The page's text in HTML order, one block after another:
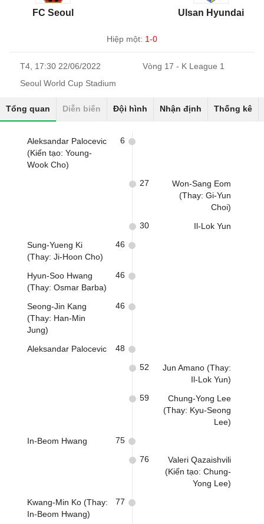
FC Seoul Ulsan Hyundai
Hiệp một: 1-0
T4, 17:30 22/06/2022
Vòng 17 - K League 1
Seoul World Cup Stadium
Tổng quan Diễn biến Đội hình Nhận định Thống kê
Aleksandar Palocevic
(Kiến tạo: Young-
Wook Cho)
6
Won-Sang Eom
(Thay: Gi-Yun
Choi)
27
Il-Lok Yun
30
Sung-Yueng Ki
(Thay: Ji-Hoon Cho)
46
Hyun-Soo Hwang
(Thay: Osmar Barba)
46
Seong-Jin Kang
(Thay: Han-Min
Jung)
46
Aleksandar Palocevic 48
Jun Amano (Thay:
Il-Lok Yun)
52
Chung-Yong Lee
(Thay: Kyu-Seong
Lee)
59
In-Beom Hwang 75
Valeri Qazaishvili
(Kiến tạo: Chung-
Yong Lee)
76
Kwang-Min Ko (Thay:
In-Beom Hwang)
77